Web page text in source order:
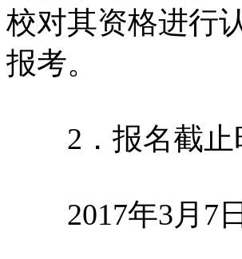
校对其资格进行
报考。
2．报名截止
2017年3月7日